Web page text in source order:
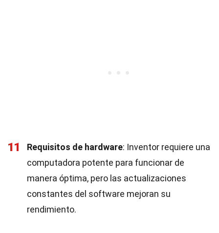
11 Requisitos de hardware: Inventor requiere una
computadora potente para funcionar de
manera óptima, pero las actualizaciones
constantes del software mejoran su
rendimiento.